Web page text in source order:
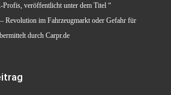
veröffentlicht unter dem Titel “
Revolution im Fahrzeugmarkt oder Gefahr für
durch Carpr.de